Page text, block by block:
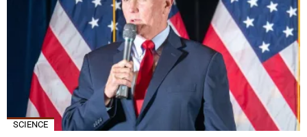
SCIENCE